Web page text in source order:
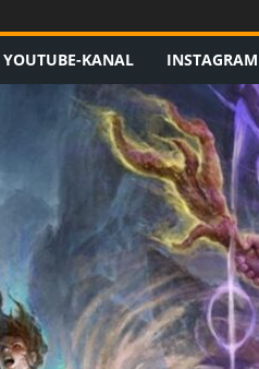
YOUTUBE-KANAL INSTAGRAM